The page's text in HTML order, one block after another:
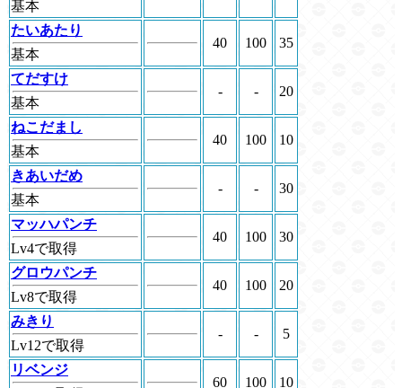
基本
たいあたり
基本
40 100 35
てだすけ
基本
- - 20
ねこだまし
基本
40 100 10
きあいだめ
基本
- - 30
マッハパンチ
Lv4で取得
40 100 30
グロウパンチ
Lv8で取得
40 100 20
みきり
Lv12で取得
- - 5
リベンジ
60 100 10